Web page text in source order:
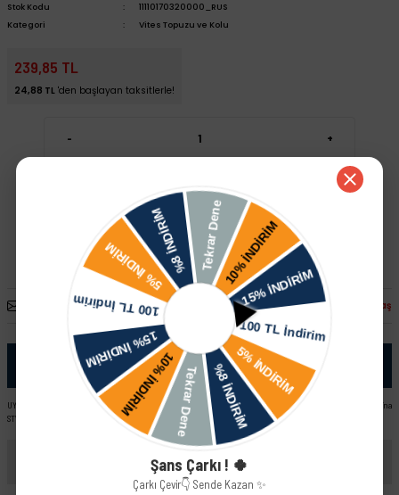
Stok Kodu
11110170320000_RUS
Kategori
Vites Topuzu ve Kolu
239,85 TL
24,88 TL 'den başlayan taksitlerle!
- +
Arkadaşına Öner Fiyatı Düşünce Haber Ver Paylaş
UYUMLU ARAÇ VE MOTOR TIPLERI: Lada Vega Stw - 2111 Lada Vega Sedan - 2110 Lada Vega HB - 2112 Lada Kalina
STW Lada Kalina Sedan Lada Kalina HB
Şans Çarkı ! 🍀
Çarkı Çevir👇 Sende Kazan ✨